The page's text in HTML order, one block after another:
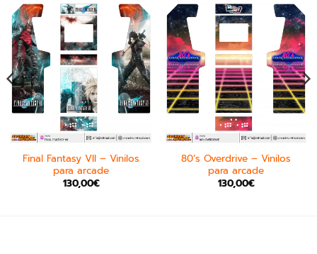
Final Fantasy VII – Vinilos
para arcade
130,00€
80’s Overdrive – Vinilos
para arcade
130,00€